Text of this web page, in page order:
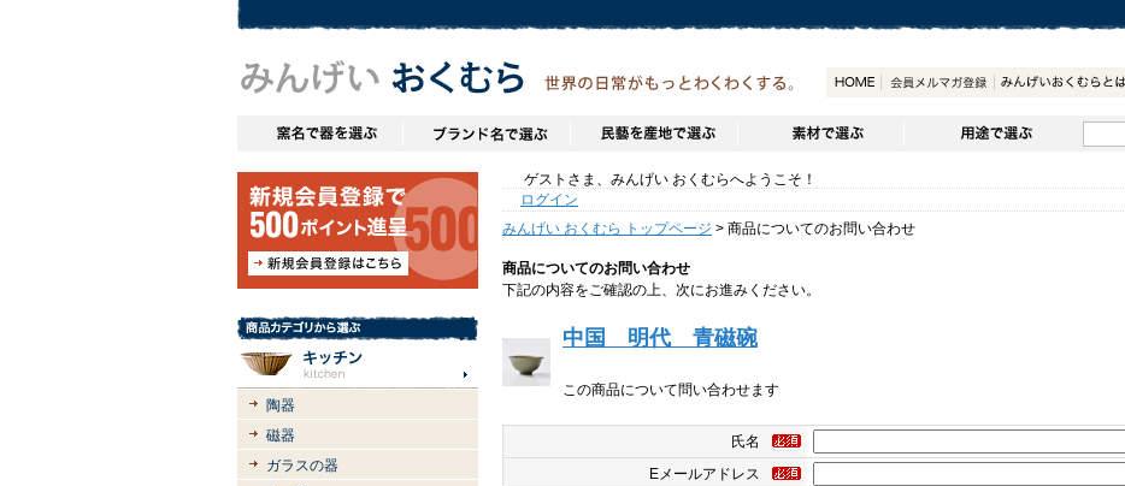
陶器
磁器
ガラスの器
ゲストさま、みんげい おくむらへようこそ！
ログイン
みんげい おくむら トップページ > 商品についてのお問い合わせ
商品についてのお問い合わせ
下記の内容をご確認の上、次にお進みください。
中国 明代 青磁碗
この商品について問い合わせます
氏名
Eメールアドレス